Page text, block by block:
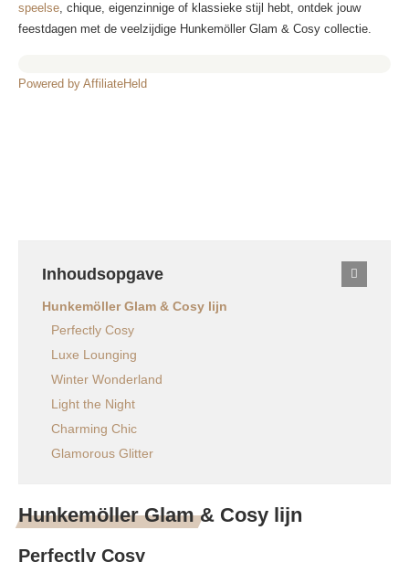
speelse, chique, eigenzinnige of klassieke stijl hebt, ontdek jouw
feestdagen met de veelzijdige Hunkemöller Glam & Cosy collectie.
Powered by AffiliateHeld
Inhoudsopgave
Hunkemöller Glam & Cosy lijn
Perfectly Cosy
Luxe Lounging
Winter Wonderland
Light the Night
Charming Chic
Glamorous Glitter
Hunkemöller Glam & Cosy lijn
Perfectly Cosy